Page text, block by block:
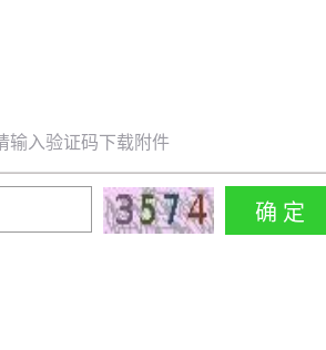
输入验证码下载附件